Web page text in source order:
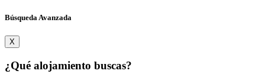
Búsqueda Avanzada
X
¿Qué alojamiento buscas?